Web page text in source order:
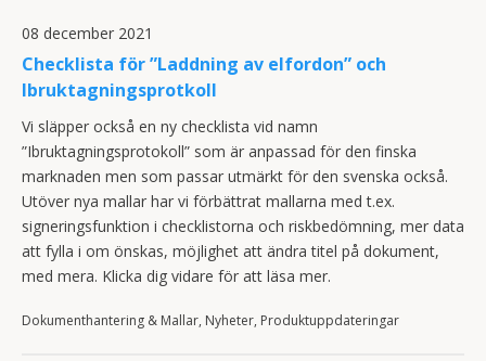
08 december 2021
Checklista för ”Laddning av elfordon” och
Ibruktagningsprotkoll
Vi släpper också en ny checklista vid namn
”Ibruktagningsprotokoll” som är anpassad för den finska
marknaden men som passar utmärkt för den svenska också.
Utöver nya mallar har vi förbättrat mallarna med t.ex.
signeringsfunktion i checklistorna och riskbedömning, mer data
att fylla i om önskas, möjlighet att ändra titel på dokument,
med mera. Klicka dig vidare för att läsa mer.
Dokumenthantering & Mallar, Nyheter, Produktuppdateringar